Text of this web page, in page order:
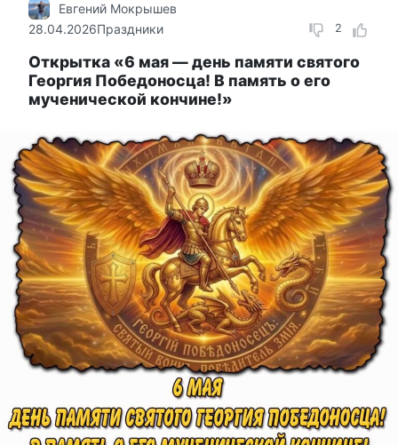
2
Евгений Мокрышев
28.04.2026Праздники
Открытка «6 мая — день памяти святого
Георгия Победоносца! В память о его
мученической кончине!»